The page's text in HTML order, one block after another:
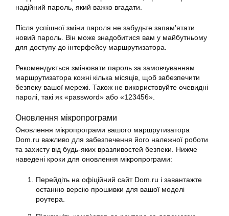
надійний пароль, який важко вгадати.
Після успішної зміни пароля не забудьте запам’ятати
новий пароль. Він може знадобитися вам у майбутньому
для доступу до інтерфейсу маршрутизатора.
Рекомендується змінювати пароль за замовчуванням
маршрутизатора кожні кілька місяців, щоб забезпечити
безпеку вашої мережі. Також не використовуйте очевидні
паролі, такі як «password» або «123456».
Оновлення мікропрограми
Оновлення мікропрограми вашого маршрутизатора
Dom.ru важливо для забезпечення його належної роботи
та захисту від будь-яких вразливостей безпеки. Нижче
наведені кроки для оновлення мікропрограми:
Перейдіть на офіційний сайт Dom.ru і завантажте
останню версію прошивки для вашої моделі
роутера.